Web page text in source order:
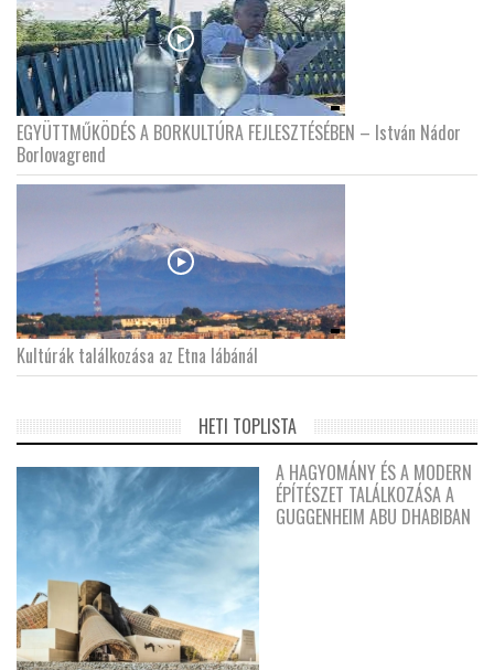
EGYÜTTMŰKÖDÉS A BORKULTÚRA FEJLESZTÉSÉBEN – István Nádor
Borlovagrend
Kultúrák találkozása az Etna lábánál
HETI TOPLISTA
A HAGYOMÁNY ÉS A MODERN
ÉPÍTÉSZET TALÁLKOZÁSA A
GUGGENHEIM ABU DHABIBAN